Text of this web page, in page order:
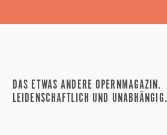
DAS ETWAS ANDERE OPERNMAGAZIN.
LEIDENSCHAFTLICH UND UNABHÄNGIG.